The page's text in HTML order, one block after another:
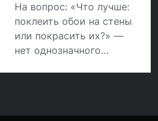
На вопрос: «Что лучше:
поклеить обои на стены
или покрасить их?» —
нет однозначного